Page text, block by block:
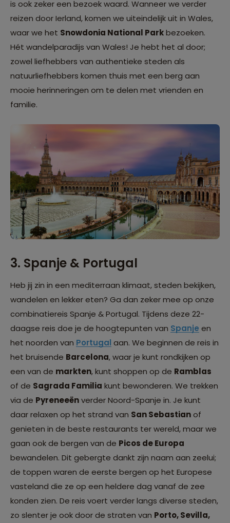
is ook zeker een bezoek waard. Wanneer we verder
reizen door Ierland, komen we uiteindelijk uit in Wales,
waar we het Snowdonia National Parkbezoeken.
Hét wandelparadijs van Wales! Je hebt het al door;
zowel liefhebbers van authentieke steden als
natuurliefhebbers komen thuis met een berg aan
mooie herinneringen om te delen met vrienden en
familie.
3. Spanje & Portugal
Heb jij zin in een mediterraan klimaat, steden bekijken,
wandelen en lekker eten? Ga dan zeker mee op onze
combinatiereis Spanje & Portugal. Tijdens deze 22-
daagse reis doe je de hoogtepunten van Spanje en
het noorden van Portugal aan. We beginnen de reis in
het bruisende Barcelona, waar je kunt rondkijken op
een van de markten, kunt shoppen op de Ramblas
of de Sagrada Familia kunt bewonderen. We trekken
via de Pyreneeënverder Noord-Spanje in. Je kunt
daar relaxen op het strand van San Sebastianof
genieten in de beste restaurants ter wereld, maar we
gaan ook de bergen van de Picos de Europa
bewandelen. Dit gebergte dankt zijn naam aan zeelui;
de toppen waren de eerste bergen op het Europese
vasteland die ze op een heldere dag vanaf de zee
konden zien. De reis voert verder langs diverse steden,
zo slenter je ook door de straten van Porto, Sevilla,